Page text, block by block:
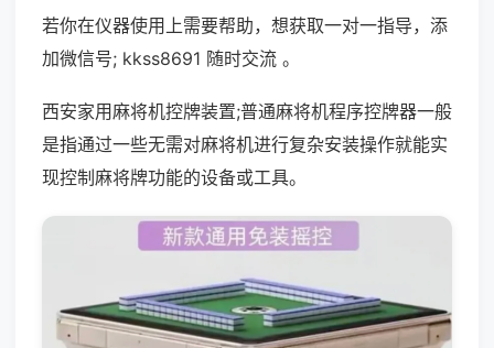
若你在仪器使用上需要帮助，想获取一对一指导，添
加微信号; kkss8691 随时交流 。
西安家用麻将机控牌装置;普通麻将机程序控牌器一般
是指通过一些无需对麻将机进行复杂安装操作就能实
现控制麻将牌功能的设备或工具。